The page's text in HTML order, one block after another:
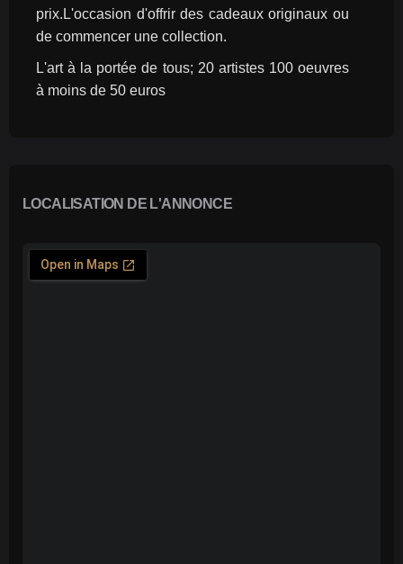
prix.L'occasion d'offrir des cadeaux originaux ou
de commencer une collection.
L'art à la portée de tous; 20 artistes 100 oeuvres
à moins de 50 euros
LOCALISATION DE L'ANNONCE